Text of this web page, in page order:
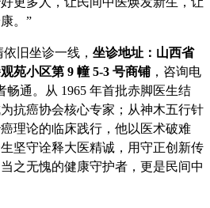
。”
旧坐诊一线， 坐诊地址：山西省
苑小区第 9 幢 5-3 号商铺，咨询电
畅通。从 1965 年首批赤脚医生结
抗癌协会核心专家；从神木五行针
理论的临床践行，他以医术破难
坚守诠释大医精诚，用守正创新传
之无愧的健康守护者，更是民间中